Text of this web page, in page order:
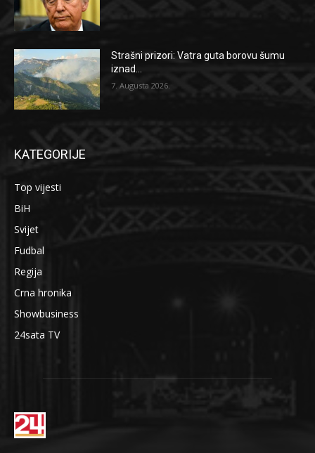
Strašni prizori: Vatra guta borovu šumu
iznad...
7. Augusta 2026.
KATEGORIJE
Top vijesti
BiH
Svijet
Fudbal
Regija
Crna hronika
Showbusiness
24sata TV